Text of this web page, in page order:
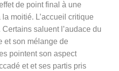
de point final à une
la moitié. L’accueil critique
saluent l’audace du
et son mélange de
pointent son aspect
et et ses partis pris